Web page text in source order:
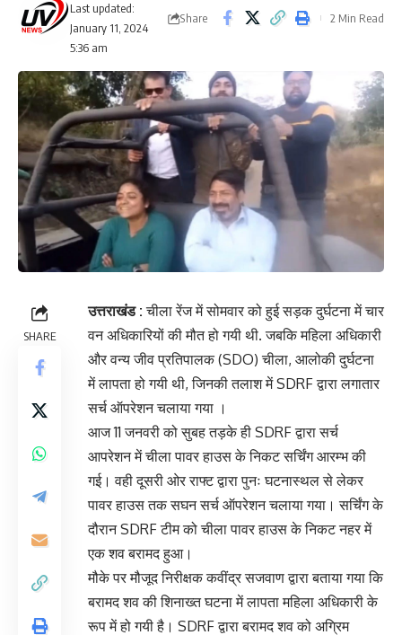
Last updated:
January 11, 2024
5:36 am
Share 2 Min Read
SHARE
उत्तराखंड :चीला रेंज में सोमवार को हुई सड़क दुर्घटना में चार
वन अधिकारियों की मौत हो गयी थी. जबकि महिला अधिकारी
और वन्य जीव प्रतिपालक (SDO) चीला, आलोकी दुर्घटना
में लापता हो गयी थी, जिनकी तलाश में SDRF द्वारा लगातार
सर्च ऑपरेशन चलाया गया ।
आज 11 जनवरी को सुबह तड़के ही SDRF द्वारा सर्च
आपरेशन में चीला पावर हाउस के निकट सर्चिंग आरम्भ की
गई। वही दूसरी ओर राफ्ट द्वारा पुनः घटनास्थल से लेकर
पावर हाउस तक सघन सर्च ऑपरेशन चलाया गया। सर्चिंग के
दौरान SDRF टीम को चीला पावर हाउस के निकट नहर में
एक शव बरामद हुआ।
मौके पर मौजूद निरीक्षक कवींद्र सजवाण द्वारा बताया गया कि
बरामद शव की शिनाख्त घटना में लापता महिला अधिकारी के
रूप में हो गयी है। SDRF द्वारा बरामद शव को अग्रिम